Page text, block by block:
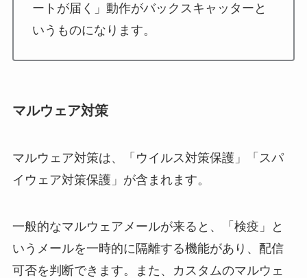
ートが届く」動作がバックスキャッターと
いうものになります。
マルウェア対策
マルウェア対策は、「ウイルス対策保護」「スパ
イウェア対策保護」が含まれます。
一般的なマルウェアメールが来ると、「検疫」と
いうメールを一時的に隔離する機能があり、配信
可否を判断できます。また、カスタムのマルウェ